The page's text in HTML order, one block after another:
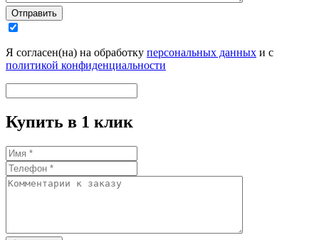
Отправить
Я согласен(на) на обработку персональных данных и с
политикой конфиденциальности
Купить в 1 клик